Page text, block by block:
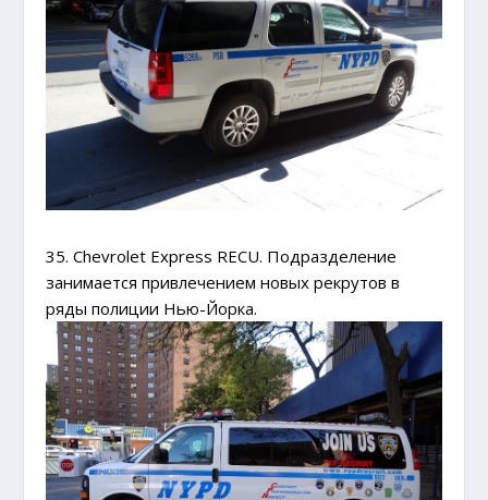
35. Chevrolet Express RECU. Подразделение
занимается привлечением новых рекрутов в
ряды полиции Нью-Йорка.